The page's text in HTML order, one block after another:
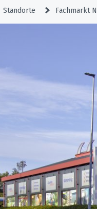
Standorte Fachmarkt